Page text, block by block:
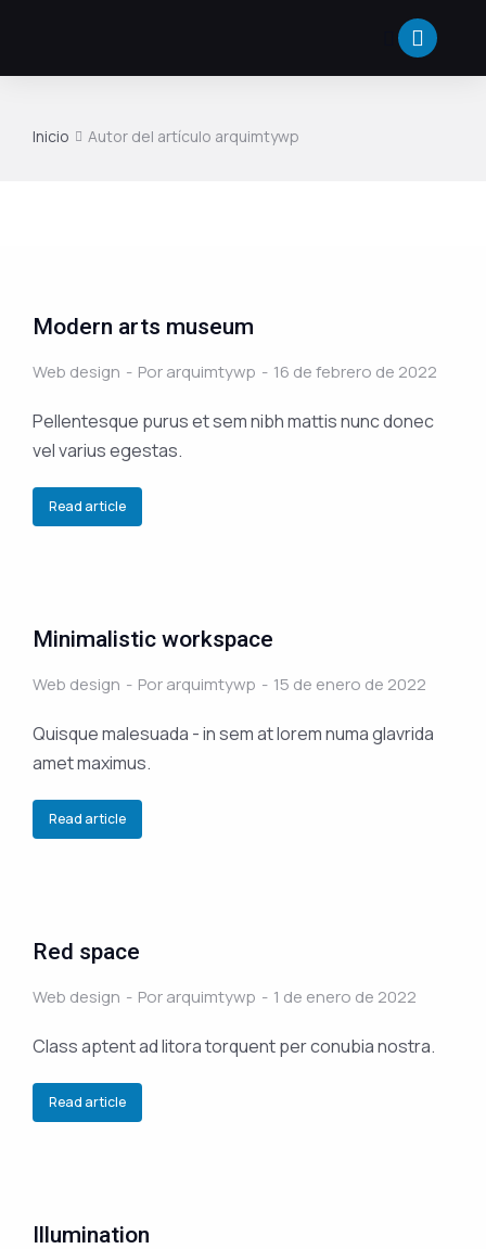
Estás aquí:
Inicio Autor del artículo arquimtywp
Modern arts museum
Web design Porarquimtywp 16 de febrero de 2022
Pellentesque purus et sem nibh mattis nunc donec
vel varius egestas.
Read article
Minimalistic workspace
Web design Porarquimtywp 15 de enero de 2022
Quisque malesuada - in sem at lorem numa glavrida
amet maximus.
Read article
Red space
Web design Porarquimtywp 1 de enero de 2022
Class aptent ad litora torquent per conubia nostra.
Read article
Illumination